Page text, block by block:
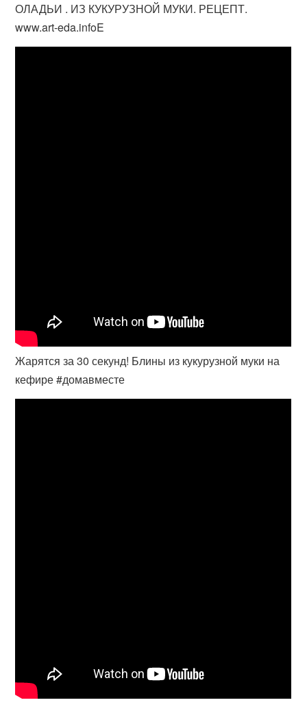
ОЛАДЬИ . ИЗ КУКУРУЗНОЙ МУКИ. РЕЦЕПТ.
www.art-eda.infoE
Жарятся за 30 секунд! Блины из кукурузной муки на
кефире #домавместе